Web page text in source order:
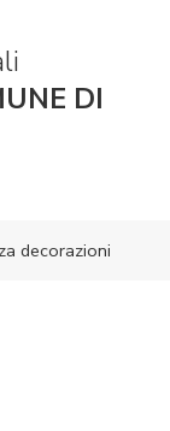
DI
decorazioni